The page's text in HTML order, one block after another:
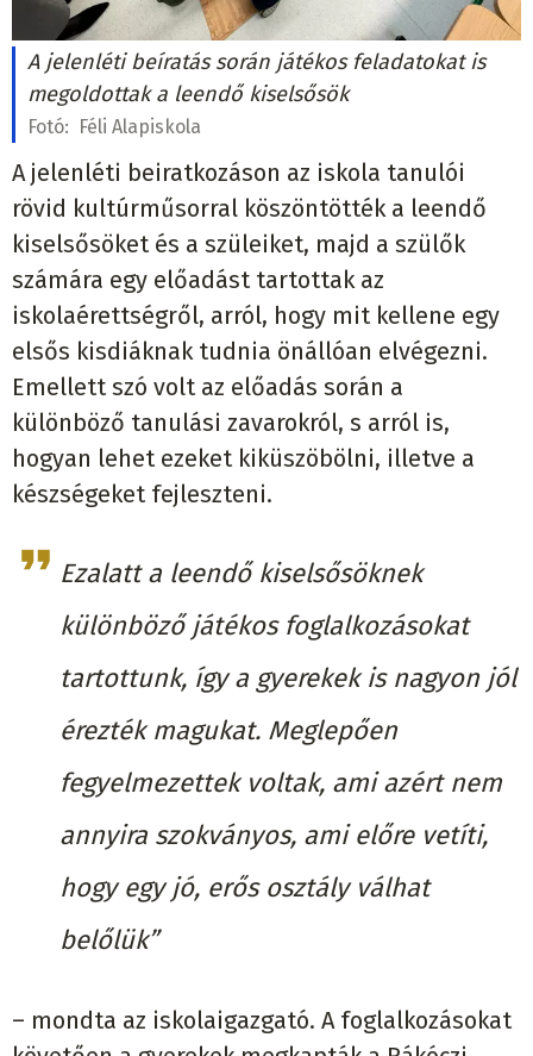
A jelenléti beíratás során játékos feladatokat is
megoldottak a leendő kiselsősök
Fotó: Féli Alapiskola
A jelenléti beiratkozáson az iskola tanulói
rövid kultúrműsorral köszöntötték a leendő
kiselsősöket és a szüleiket, majd a szülők
számára egy előadást tartottak az
iskolaérettségről, arról, hogy mit kellene egy
elsős kisdiáknak tudnia önállóan elvégezni.
Emellett szó volt az előadás során a
különböző tanulási zavarokról, s arról is,
hogyan lehet ezeket kiküszöbölni, illetve a
készségeket fejleszteni.
Ezalatt a leendő kiselsősöknek
különböző játékos foglalkozásokat
tartottunk, így a gyerekek is nagyon jól
érezték magukat. Meglepően
fegyelmezettek voltak, ami azért nem
annyira szokványos, ami előre vetíti,
hogy egy jó, erős osztály válhat
belőlük”
– mondta az iskolaigazgató. A foglalkozásokat